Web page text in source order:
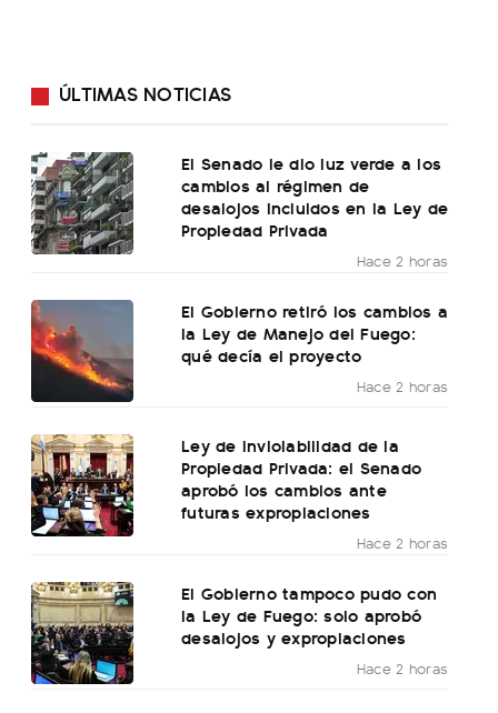
ÚLTIMAS NOTICIAS
El Senado le dio luz verde a los
cambios al régimen de
desalojos incluidos en la Ley de
Propiedad Privada
Hace 2 horas
El Gobierno retiró los cambios a
la Ley de Manejo del Fuego:
qué decía el proyecto
Hace 2 horas
Ley de Inviolabilidad de la
Propiedad Privada: el Senado
aprobó los cambios ante
futuras expropiaciones
Hace 2 horas
El Gobierno tampoco pudo con
la Ley de Fuego: solo aprobó
desalojos y expropiaciones
Hace 2 horas